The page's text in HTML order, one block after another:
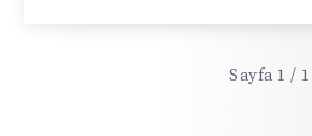
Sayfa 1 / 1